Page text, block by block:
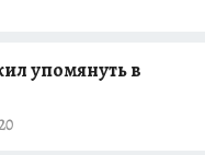
упомянуть в